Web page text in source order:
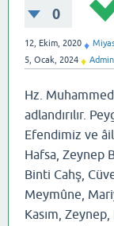
0
12, Ekim, 2020 ♦
5, Ocak, 2024 ♦ Admin
Hz.
adlandırılır.
Efendimiz ve
Hafsa, Zeynep
Binti Cahş,
Meymûne,
Kasım,